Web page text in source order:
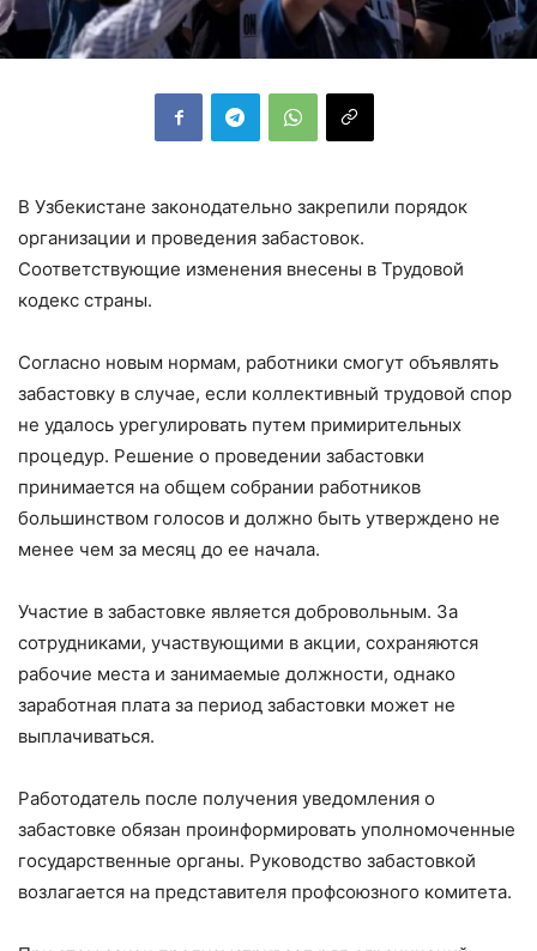
В Узбекистане законодательно закрепили порядок
организации и проведения забастовок.
Соответствующие изменения внесены в Трудовой
кодекс страны.
Согласно новым нормам, работники смогут объявлять
забастовку в случае, если коллективный трудовой спор
не удалось урегулировать путем примирительных
процедур. Решение о проведении забастовки
принимается на общем собрании работников
большинством голосов и должно быть утверждено не
менее чем за месяц до ее начала.
Участие в забастовке является добровольным. За
сотрудниками, участвующими в акции, сохраняются
рабочие места и занимаемые должности, однако
заработная плата за период забастовки может не
выплачиваться.
Работодатель после получения уведомления о
забастовке обязан проинформировать уполномоченные
государственные органы. Руководство забастовкой
возлагается на представителя профсоюзного комитета.